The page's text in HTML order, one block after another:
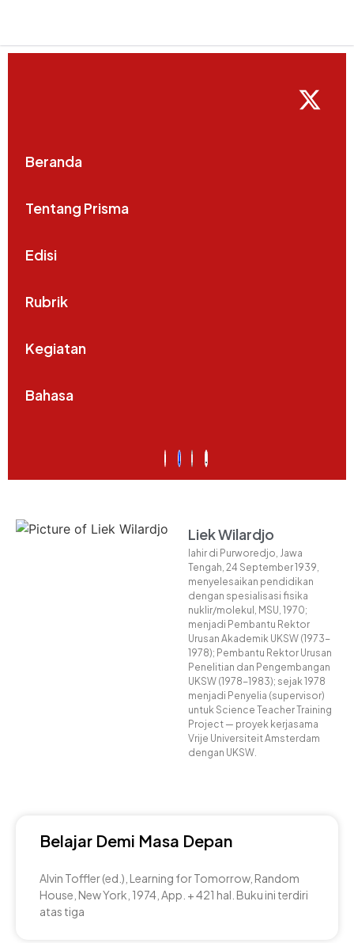
Beranda
Tentang Prisma
Edisi
Rubrik
Kegiatan
Bahasa
Liek Wilardjo
lahir di Purworedjo, Jawa
Tengah, 24 September 1939,
menyelesaikan pendidikan
dengan spesialisasi fisika
nuklir/molekul, MSU, 1970;
menjadi Pembantu Rektor
Urusan Akademik UKSW (1973-
1978); Pembantu Rektor Urusan
Penelitian dan Pengembangan
UKSW (1978-1983); sejak 1978
menjadi Penyelia (supervisor)
untuk Science Teacher Training
Project — proyek kerjasama
Vrije Universiteit Amsterdam
dengan UKSW.
Belajar Demi Masa Depan
Alvin Toffler (ed.), Learning for Tomorrow, Random
House, New York, 1974, App. + 421 hal. Buku ini terdiri
atas tiga